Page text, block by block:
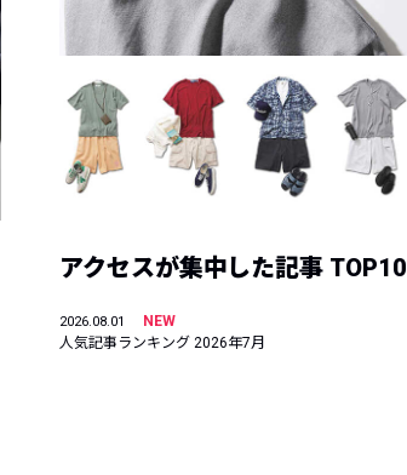
アクセスが集中した記事 TOP10
2026.08.01
NEW
人気記事ランキング 2026年7月